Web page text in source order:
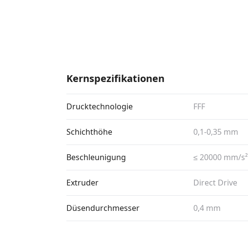
Kernspezifikationen
Drucktechnologie FFF
Schichthöhe 0,1-0,35 mm
Beschleunigung ≤ 20000 mm/​s²
Extruder Direct Drive
Düsendurchmesser 0,4 mm